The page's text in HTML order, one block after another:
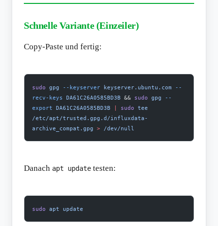
Schnelle Variante (Einzeiler)
Copy-Paste und fertig:
sudo gpg --keyserver keyserver.ubuntu.com --
recv-keys DA61C26A0585BD3B && sudo gpg --
export DA61C26A0585BD3B sudo tee
/etc/apt/trusted.gpg.d/influxdata-
archive_compat.gpg > /dev/null
Danach apt update testen:
sudo apt update